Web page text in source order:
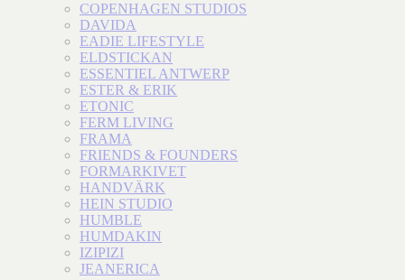
COPENHAGEN STUDIOS
DAVIDA
EADIE LIFESTYLE
ELDSTICKAN
ESSENTIEL ANTWERP
ESTER & ERIK
ETONIC
FERM LIVING
FRAMA
FRIENDS & FOUNDERS
FORMARKIVET
HANDVÄRK
HEIN STUDIO
HUMBLE
HUMDAKIN
IZIPIZI
JEANERICA